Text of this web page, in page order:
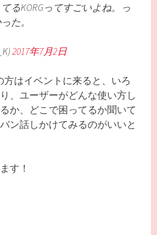
るKORGってすごいよね。っ
た。
2017年7月2日
方はイベントに来ると、いろ
、ユーザーがどんな使い方し
か、どこで困ってるか聞いて
ン話しかけてみるのがいいと
す！